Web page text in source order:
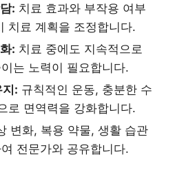
: 치료 효과와 부작용 여부
치료 계획을 조정합니다.
: 치료 중에도 지속적으로
는 노력이 필요합니다.
지: 규칙적인 운동, 충분한 수
로 면역력을 강화합니다.
변화, 복용 약물, 생활 습관
전문가와 공유합니다.